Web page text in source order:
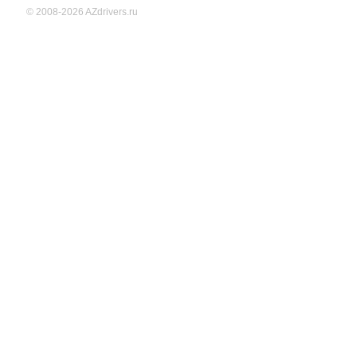
© 2008-2026 AZdrivers.ru